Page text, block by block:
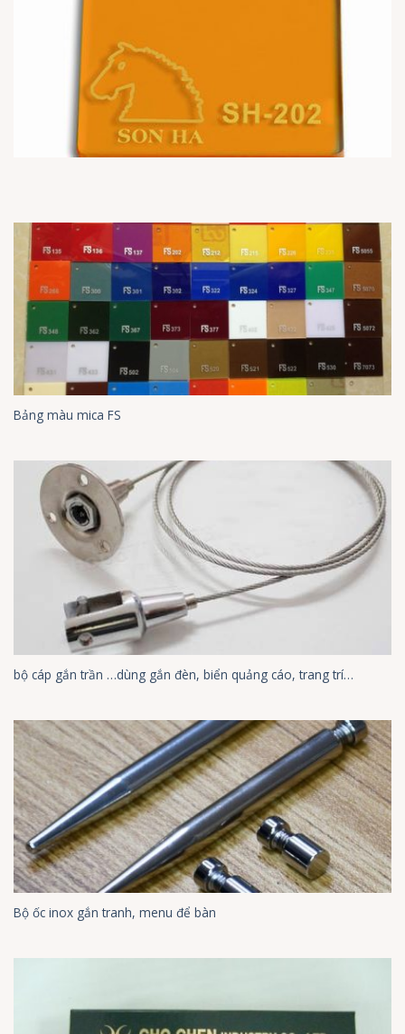
Bảng màu mica FS
bộ cáp gắn trần …dùng gắn đèn, biển quảng cáo, trang trí…
Bộ ốc inox gắn tranh, menu để bàn